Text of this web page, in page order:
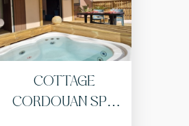
COTTAGE
CORDOUAN SPA.